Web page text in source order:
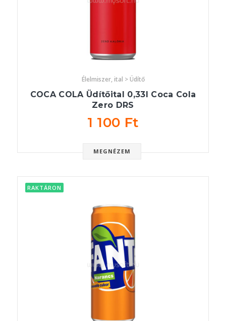
Élelmiszer, ital > Üdítő
COCA COLA Üdítőital 0,33l Coca Cola
Zero DRS
1 100 Ft
MEGNÉZEM
RAKTÁRON